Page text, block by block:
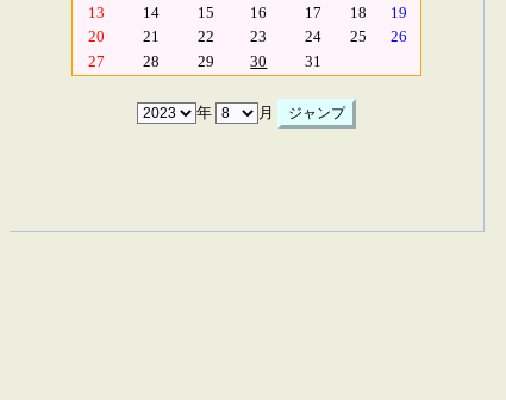
13
14 15 16 17 18
19
20
21 22 23 24 25
26
27
28 29 30 31
年 月